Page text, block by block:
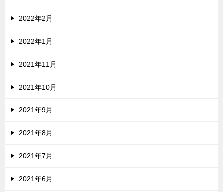
2022年2月
2022年1月
2021年11月
2021年10月
2021年9月
2021年8月
2021年7月
2021年6月